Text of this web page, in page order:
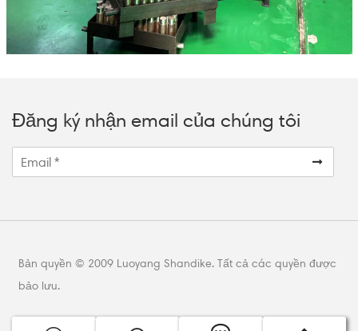
Đăng ký nhận email của chúng tôi
Bản quyền © 2009 Luoyang Shandike. Tất cả các quyền được
bảo lưu.